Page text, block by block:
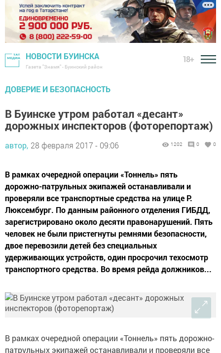
НОВОСТИ БУИНСКА
Газета "Знамя" - Буинский район
18+
ДОВЕРИЕ И БЕЗОПАСНОСТЬ
В Буинске утром работал «десант»
дорожных инспекторов (фоторепортаж)
автор, 28 февраля 2017 - 09:06 1202 0 0
В рамках очередной операции «Тоннель» пять
дорожно-патрульных экипажей останавливали и
проверяли все транспортные средства на улице Р.
Люксембург. По данным районного отделения ГИБДД,
зарегистрировано около десяти правонарушений. Пять
человек не были пристегнуты ремнями безопасности,
двое перевозили детей без специальных
удерживающих устройств, один просрочил техосмотр
транспортного средства. Во время рейда должников...
В рамках очередной операции «Тоннель» пять дорожно-
патрульных экипажей останавливали и проверяли все